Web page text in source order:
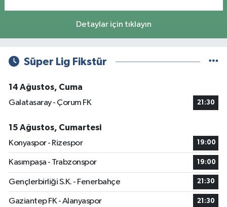
Detaylar için tıklayın
Süper Lig Fikstür
14 Ağustos, Cuma
Galatasaray - Çorum FK
21:30
15 Ağustos, Cumartesi
Konyaspor - Rizespor
19:00
Kasımpaşa - Trabzonspor 19:00
Gençlerbirliği S.K. - Fenerbahçe 21:30
Gaziantep FK - Alanyaspor 21:30